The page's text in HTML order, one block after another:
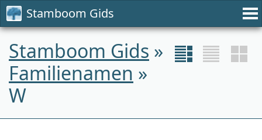
Stamboom Gids
Stamboom Gids »
Familienamen »
W